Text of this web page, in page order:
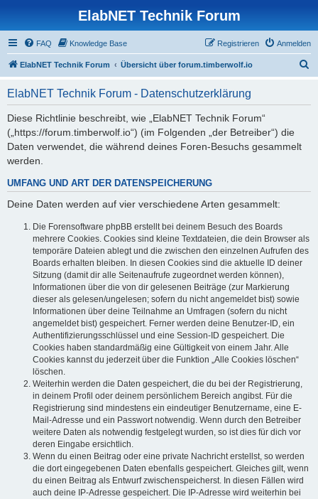
ElabNET Technik Forum
FAQ Knowledge Base Anmelden
Registrieren
ElabNET Technik Forum Übersicht über forum.timberwolf.io
ElabNET Technik Forum - Datenschutzerklärung
Diese Richtlinie beschreibt, wie „ElabNET Technik Forum“
(„https://forum.timberwolf.io“) (im Folgenden „der Betreiber“) die
Daten verwendet, die während deines Foren-Besuchs gesammelt
werden.
UMFANG UND ART DER DATENSPEICHERUNG
Deine Daten werden auf vier verschiedene Arten gesammelt:
Die Forensoftware phpBB erstellt bei deinem Besuch des Boards
mehrere Cookies. Cookies sind kleine Textdateien, die dein Browser als
temporäre Dateien ablegt und die zwischen den einzelnen Aufrufen des
Boards erhalten bleiben. In diesen Cookies sind die aktuelle ID deiner
Sitzung (damit dir alle Seitenaufrufe zugeordnet werden können),
Informationen über die von dir gelesenen Beiträge (zur Markierung
dieser als gelesen/ungelesen; sofern du nicht angemeldet bist) sowie
Informationen über deine Teilnahme an Umfragen (sofern du nicht
angemeldet bist) gespeichert. Ferner werden deine Benutzer-ID, ein
Authentifizierungsschlüssel und eine Session-ID gespeichert. Die
Cookies haben standardmäßig eine Gültigkeit von einem Jahr. Alle
Cookies kannst du jederzeit über die Funktion „Alle Cookies löschen“
löschen.
Weiterhin werden die Daten gespeichert, die du bei der Registrierung,
in deinem Profil oder deinem persönlichem Bereich angibst. Für die
Registrierung sind mindestens ein eindeutiger Benutzername, eine E-
Mail-Adresse und ein Passwort notwendig. Wenn durch den Betreiber
weitere Daten als notwendig festgelegt wurden, so ist dies für dich vor
deren Eingabe ersichtlich.
Wenn du einen Beitrag oder eine private Nachricht erstellst, so werden
die dort eingegebenen Daten ebenfalls gespeichert. Gleiches gilt, wenn
du einen Beitrag als Entwurf zwischenspeicherst. In diesen Fällen wird
auch deine IP-Adresse gespeichert. Die IP-Adresse wird weiterhin bei